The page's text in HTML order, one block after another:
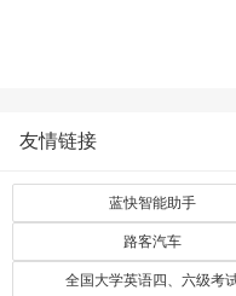
友情链接
蓝快智能助手
路客汽车
全国大学英语四、六级考